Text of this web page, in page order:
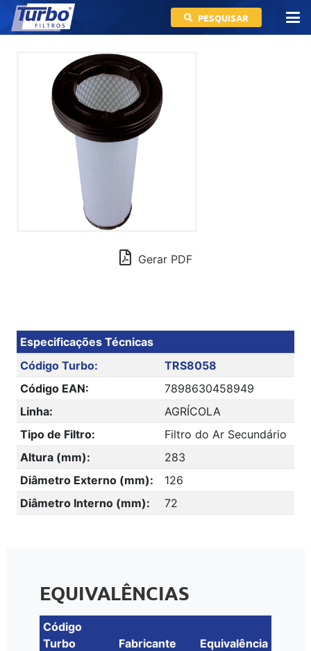
PESQUISAR
Gerar PDF
Especificações Técnicas
Código Turbo:
TRS8058
Código EAN:
7898630458949
Linha:
AGRÍCOLA
Tipo de Filtro:
Filtro do Ar Secundário
Altura (mm):
283
Diâmetro Externo (mm):
126
Diâmetro Interno (mm):
72
EQUIVALÊNCIAS
Código
Turbo
Fabricante
Equivalência